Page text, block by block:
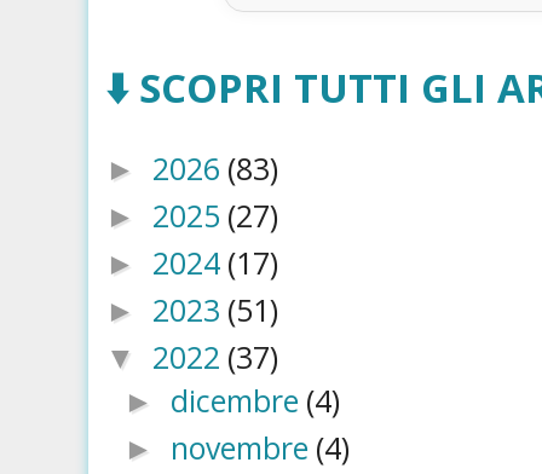
⬇️ SCOPRI TUTTI GLI
► 2026 (83)
► 2025 (27)
► 2024 (17)
► 2023 (51)
▼ 2022 (37)
► dicembre (4)
► novembre (4)